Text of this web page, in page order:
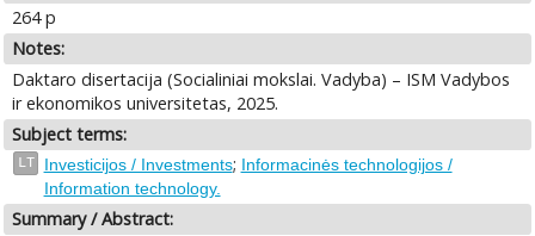
264 p
Notes:
Daktaro disertacija (Socialiniai mokslai. Vadyba) – ISM Vadybos
ir ekonomikos universitetas, 2025.
Subject terms:
LT Investicijos / Investments; Informacinės technologijos /
Information technology.
Summary / Abstract: